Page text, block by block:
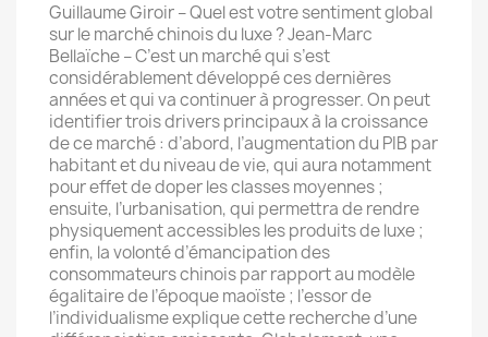
Guillaume Giroir – Quel est votre sentiment global
sur le marché chinois du luxe ? Jean-Marc
Bellaïche – C’est un marché qui s’est
considérablement développé ces dernières
années et qui va continuer à progresser. On peut
identifier trois drivers principaux à la croissance
de ce marché : d’abord, l’augmentation du PIB par
habitant et du niveau de vie, qui aura notamment
pour effet de doper les classes moyennes ;
ensuite, l’urbanisation, qui permettra de rendre
physiquement accessibles les produits de luxe ;
enfin, la volonté d’émancipation des
consommateurs chinois par rapport au modèle
égalitaire de l’époque maoïste ; l’essor de
l’individualisme explique cette recherche d’une